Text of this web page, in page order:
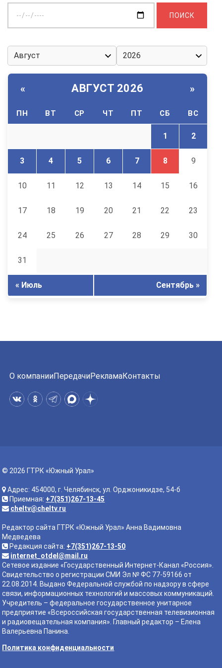
дату:
« АВГУСТ 2026 »
ПН ВТ СР ЧТ ПТ СБ ВС
1 2
3 4 5 6 7 8 9
10 11 12 13 14 15 16
17 18 19 20 21 22 23
24 25 26 27 28 29 30
31
« Июль Сентябрь »
О компанииПередачиРекламаКонтакты
© 2026 ГТРК «Южный Урал»
Адрес: 454000, г. Челябинск, ул. Орджоникидзе, 54-б
Приемная: +7(351)267-13-45
cheltv@cheltv.ru
Редактор сайта ГТРК «Южный Урал» Анна Вадимовна
Медведева
Редакция сайта: +7(351)267-13-50
internet_otdel@mail.ru
Сетевое издание «Государственный Интернет-Канал «Россия».
Свидетельство о регистрации СМИ Эл № ФС 77-59166 от
22.08.2014. Выдано Федеральной службой по надзору в сфере
связи, информационных технологий и массовых коммуникаций.
Учредитель – федеральное государственное унитарное
предприятие «Всероссийская государственная телевизионная
и радиовещательная компания». Главный редактор – Елена
Валерьевна Панина.
Политика конфиденциальности